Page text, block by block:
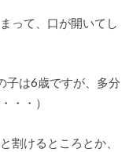
って、口が開いてし
子は6歳ですが、多分
・・）
割けるところとか、